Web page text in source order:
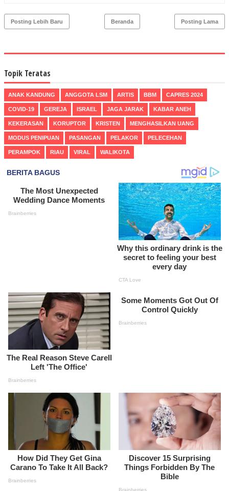
Posting Lebih Baru Posting Lama
Beranda
Topik Teratas
ANAK KANDUNG ANGGOTA LSM ARTIS BBM CAPRES 2024
COVID-19 GEREJA ISRAEL JAGA JARAK KABAR ANEH
KEKERASAN KORUPTOR KRISTEN MENGHASILKAN UANG
MODUS PENIPUAN PASANGAN PELAKOR PELECEHAN
PERAMPOK RIAU VIRAL WALIKOTA